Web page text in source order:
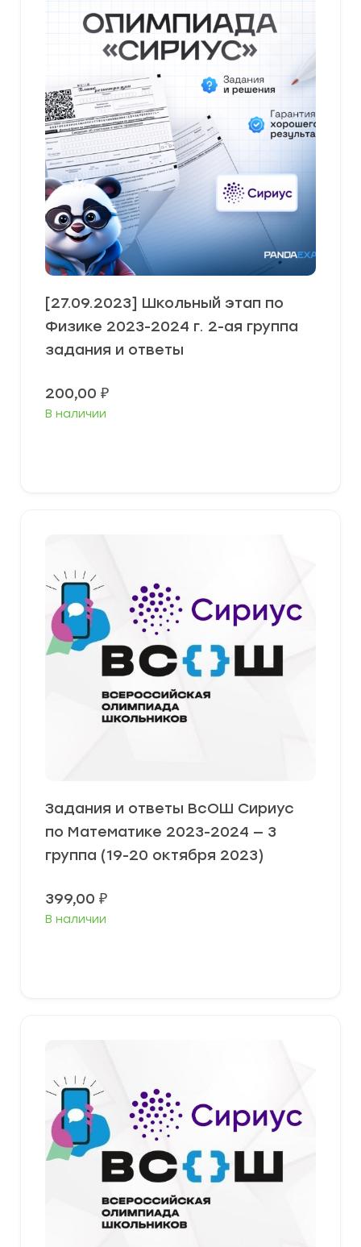
[27.09.2023] Школьный этап по
Физике 2023-2024 г. 2-ая группа
задания и ответы
200,00 ₽
В наличии
Задания и ответы ВсОШ Сириус
по Математике 2023-2024 — 3
группа (19-20 октября 2023)
399,00 ₽
В наличии